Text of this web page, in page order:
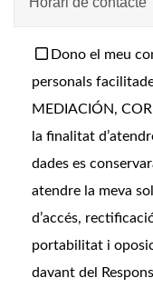
Dono el meu
personals
MEDIACIÓN,
la finalitat
dades es
atendre la meva
d’accés,
portabilitat i
davant del